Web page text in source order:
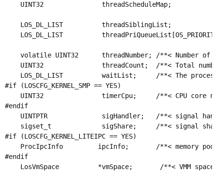
UINT32               threadScheduleMap;
LOS_DL_LIST          threadSiblingList;
LOS_DL_LIST
volatile UINT32      threadNumber; /**< Number of
UINT32               threadCount;  /**< Total
LOS_DL_LIST          waitList;     /**< The
#if (LOSCFG_KERNEL_SMP == YES)
UINT32               timerCpu;     /**< CPU core
#endif
UINTPTR              sigHandler;   /**< signal
sigset_t             sigShare;     /**< signal
#if (LOSCFG_KERNEL_LITEIPC == YES)
ProcIpcInfo         ipcInfo;       /**< memory pool
#endif
LosVmSpace          *vmSpace;       /**< VMM space